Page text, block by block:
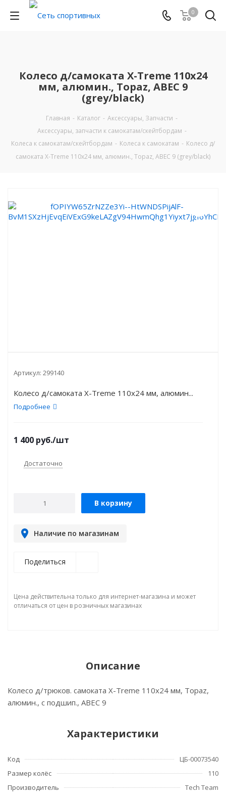
0
Колесо д/самоката X-Treme 110x24
мм, алюмин., Topaz, ABEC 9
(grey/black)
Главная - Каталог - Аксессуары, Запчасти -
Аксессуары, запчасти к самокатам/скейтбордам -
Колеса к самокатам/скейтбордам - Колеса к самокатам - Колесо д/
самоката X-Treme 110x24 мм, алюмин., Topaz, ABEC 9 (grey/black)
Артикул: 299140
Колесо д/самоката X-Treme 110x24 мм, алюмин...
Подробнее
1 400 руб./шт
Достаточно
В корзину
Наличие по магазинам
Поделиться
Цена действительна только для интернет-магазина и может
отличаться от цен в розничных магазинах
Описание
Колесо д/трюков. самоката X-Treme 110x24 мм, Topaz,
алюмин., с подшип., ABEC 9
Характеристики
Код
ЦБ-00073540
Размер колёс
110
Производитель
Tech Team